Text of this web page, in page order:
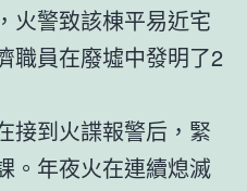
火警致該棟平易近宅
職員在廢墟中發明了2
接到火諜報警后，緊
。年夜火在連續熄滅